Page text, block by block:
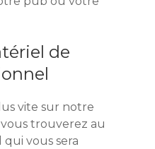
de
vite sur notre
trouverez au
vous sera